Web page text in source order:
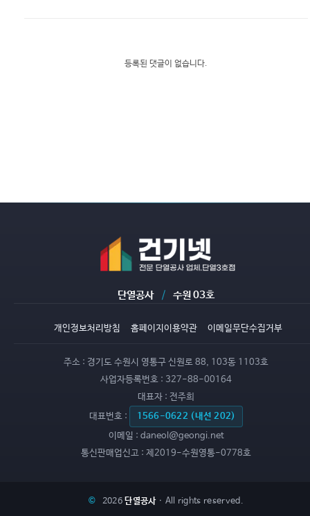
등록된 댓글이 없습니다.
단열공사 / 수원 03호
개인정보처리방침 홈페이지이용약관 이메일무단수집거부
주소 : 경기도 수원시 영통구 신원로 88, 103동 1103호
사업자등록번호 : 327-88-00164
대표자 : 전주희
대표번호 :
1566-0622 (내선 202)
이메일 : daneol@geongi.net
통신판매업신고 : 제2019-수원영통-0778호
© 2026단열공사· All rights reserved.